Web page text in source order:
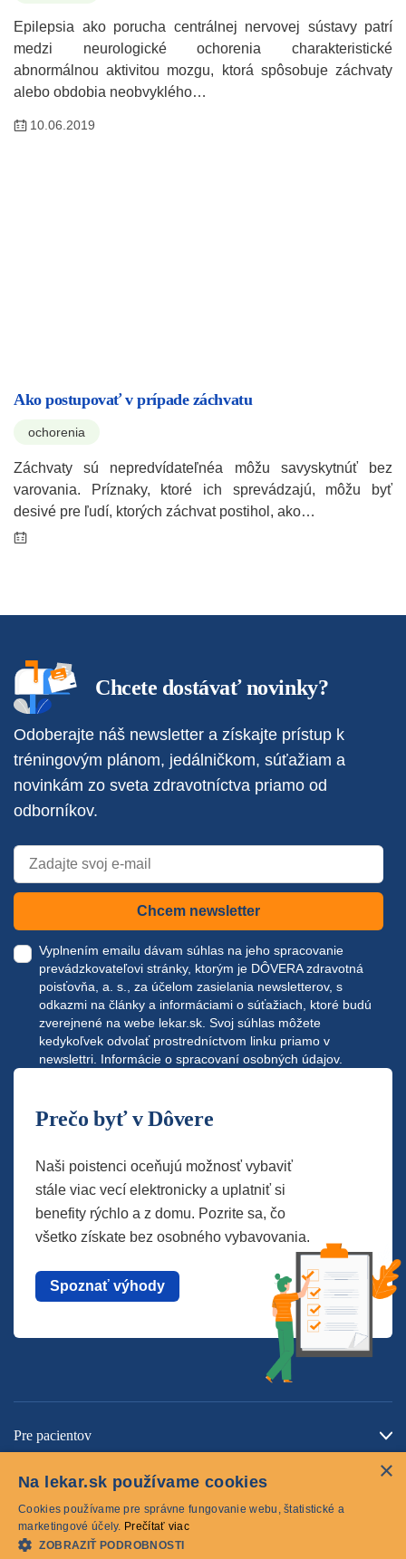
Epilepsia ako porucha centrálnej nervovej sústavy patrí
medzi neurologické ochorenia charakteristické
abnormálnou aktivitou mozgu, ktorá spôsobuje záchvaty
alebo obdobia neobvyklého…
10.06.2019
Ako postupovať v prípade záchvatu
ochorenia
Záchvaty sú nepredvídateľnéa môžu savyskytnúť bez
varovania. Príznaky, ktoré ich sprevádzajú, môžu byť
desivé pre ľudí, ktorých záchvat postihol, ako…
Chcete dostávať novinky?
Odoberajte náš newsletter a získajte prístup k
tréningovým plánom, jedálničkom, súťažiam a
novinkám zo sveta zdravotníctva priamo od
odborníkov.
Chcem newsletter
Vyplnením emailu dávam súhlas na jeho spracovanie
prevádzkovateľovi stránky, ktorým je DÔVERA zdravotná
poisťovňa, a. s., za účelom zasielania newsletterov, s
odkazmi na články a informáciami o súťažiach, ktoré budú
zverejnené na webe lekar.sk . Svoj súhlas môžete
kedykoľvek odvolať prostredníctvom linku priamo v
newslettri. Informácie o spracovaní osobných údajov.
Prečo byť v Dôvere
Naši poistenci oceňujú možnosť vybaviť
stále viac vecí elektronicky a uplatniť si
benefity rýchlo a z domu. Pozrite sa, čo
všetko získate bez osobného vybavovania.
Spoznať výhody
Pre pacientov
Cookies
×
Na lekar.sk používame cookies
Cookies používame pre správne fungovanie webu, štatistické a
marketingové účely. Prečítať viac
ZOBRAZIŤ PODROBNOSTI